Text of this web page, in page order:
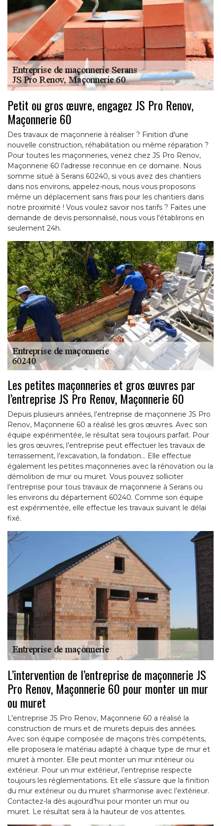
Petit ou gros œuvre, engagez JS Pro Renov,
Maçonnerie 60
Des travaux de maçonnerie à réaliser ? Finition d'une
nouvelle construction, réhabilitation ou même réparation ?
Pour toutes les maçonneries, venez chez JS Pro Renov,
Maçonnerie 60 l'adresse reconnue en ce domaine. Nous
somme situé à Serans 60240, si vous avez des chantiers
dans nos environs, appelez-nous, nous vous proposons
même un déplacement sans frais pour les chantiers dans
notre proximité ! Vous voulez savoir nos tarifs ? Faites une
demande de devis personnalisé, nous vous l'établirons en
seulement 24h.
Les petites maçonneries et gros œuvres par
l’entreprise JS Pro Renov, Maçonnerie 60
Depuis plusieurs années, l’entreprise de maçonnerie JS Pro
Renov, Maçonnerie 60 a réalisé les gros œuvres. Avec son
équipe expérimentée, le résultat sera toujours parfait. Pour
les gros œuvres, l’entreprise peut effectuer les travaux de
terrassement, l’excavation, la fondation… Elle effectue
également les petites maçonneries avec la rénovation ou la
démolition de mur ou muret. Vous pouvez solliciter
l’entreprise pour tous travaux de maçonnerie à Serans ou
les environs du département 60240. Comme son équipe
est expérimentée, elle effectue les travaux suivant le délai
fixé.
L’intervention de l’entreprise de maçonnerie JS
Pro Renov, Maçonnerie 60 pour monter un mur
ou muret
L’entreprise JS Pro Renov, Maçonnerie 60 a réalisé la
construction de murs et de murets depuis des années.
Avec son équipe composée de maçons très compétents,
elle proposera le matériau adapté à chaque type de mur et
muret à monter. Elle peut monter un mur intérieur ou
extérieur. Pour un mur extérieur, l’entreprise respecte
toujours les réglementations. Et elle s’assure que la finition
du mur extérieur ou du muret s’harmonise avec l’extérieur.
Contactez-la dès aujourd’hui pour monter un mur ou
muret. Le résultat sera à la hauteur de vos attentes.